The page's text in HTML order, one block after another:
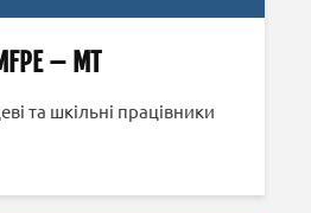
– MT
та шкільні працівники